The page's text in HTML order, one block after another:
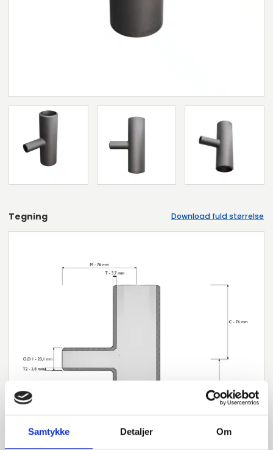
Samtykke Detaljer Om
Tegning Download fuld størrelse